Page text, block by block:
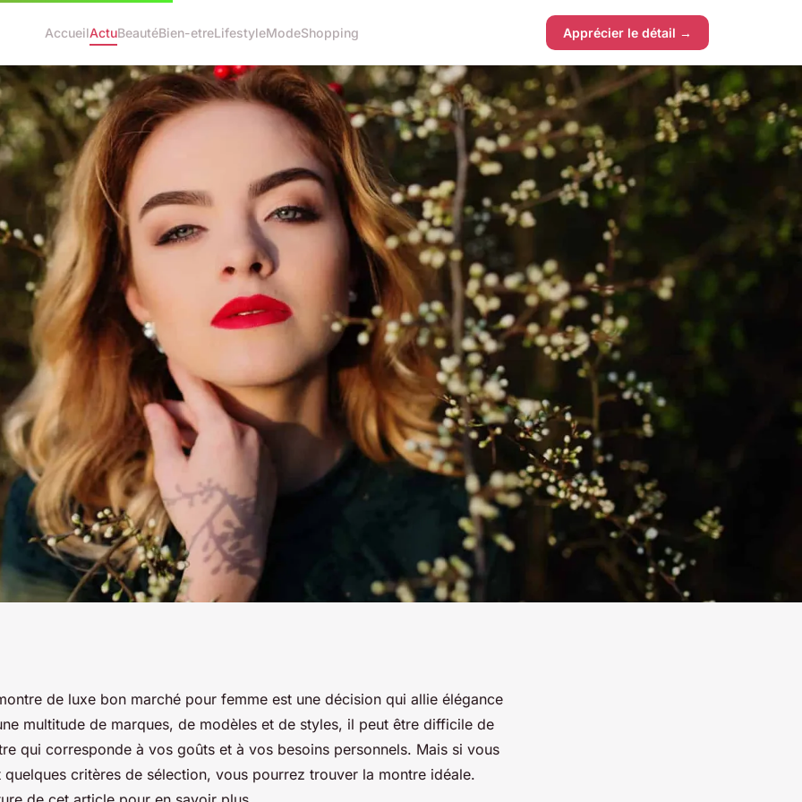
AccueilActuBeautéBien-etreLifestyleModeShopping Apprécier le détail →
comment choisir
femme ?
de luxe bon marché pour femme est une décision qui allie élégance
multitude de marques, de modèles et de styles, il peut être difficile de
qui corresponde à vos goûts et à vos besoins personnels. Mais si vous
critères de sélection, vous pourrez trouver la montre idéale.